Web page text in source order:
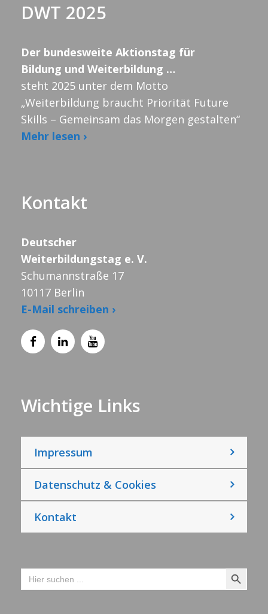
DWT 2025
Der bundesweite Aktionstag für
Bildung und Weiterbildung …
steht 2025 unter dem Motto
„Weiterbildung braucht Priorität Future
Skills – Gemeinsam das Morgen gestalten“
Mehr lesen ›
Kontakt
Deutscher
Weiterbildungstag e. V.
Schumannstraße 17
10117 Berlin
E-Mail schreiben ›
Wichtige Links
Impressum
Datenschutz & Cookies
Kontakt
Search
for:
Search Button